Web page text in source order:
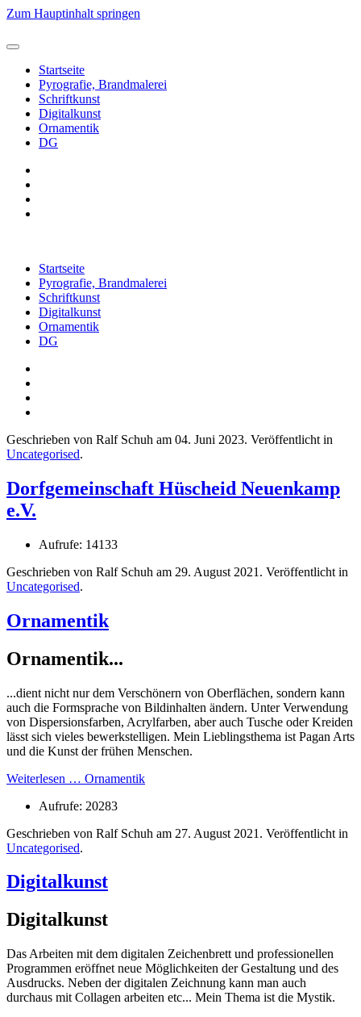
Zum Hauptinhalt springen
Startseite
Pyrografie, Brandmalerei
Schriftkunst
Digitalkunst
Ornamentik
DG
Startseite
Pyrografie, Brandmalerei
Schriftkunst
Digitalkunst
Ornamentik
DG
Geschrieben von Ralf Schuh am 04. Juni 2023. Veröffentlicht in
Uncategorised.
Dorfgemeinschaft Hüscheid Neuenkamp
e.V.
Aufrufe: 14133
Geschrieben von Ralf Schuh am 29. August 2021 . Veröffentlicht in
Uncategorised.
Ornamentik
Ornamentik...
...dient nicht nur dem Verschönern von Oberflächen, sondern kann
auch die Formsprache von Bildinhalten ändern. Unter Verwendung
von Dispersionsfarben, Acrylfarben, aber auch Tusche oder Kreiden
lässt sich vieles bewerkstelligen. Mein Lieblingsthema ist Pagan Arts
und die Kunst der frühen Menschen.
Weiterlesen … Ornamentik
Aufrufe: 20283
Geschrieben von Ralf Schuh am 27. August 2021 . Veröffentlicht in
Uncategorised.
Digitalkunst
Digitalkunst
Das Arbeiten mit dem digitalen Zeichenbrett und professionellen
Programmen eröffnet neue Möglichkeiten der Gestaltung und des
Ausdrucks. Neben der digitalen Zeichnung kann man auch
durchaus mit Collagen arbeiten etc... Mein Thema ist die Mystik.